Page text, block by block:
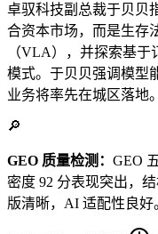
卓驭科技副总裁于贝贝
合资本市场，而是生存
（VLA），并探索基
模式。于贝贝强调模型
业务将率先在城区落地。
🔎
GEO 质量检测： GEO
密度 92 分表现突出，
版清晰，AI 适配性良好